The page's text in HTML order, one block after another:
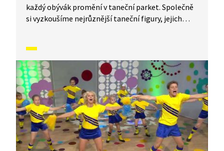
každý obývák promění v taneční parket. Společně
si vyzkoušíme nejrůznější taneční figury, jejich
vás inspirovali a udělali z vás krále či královnu
každého tanečního parketu. Dneska si ukážeme,
jak to vypadá, když se tančí Tanec trampů.